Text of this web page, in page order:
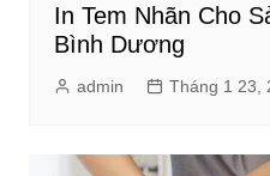
In Tem Nhãn Cho
Bình Dương
admin Tháng 1 23,